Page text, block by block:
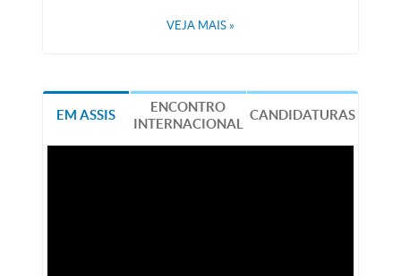
VEJA MAIS »
EM ASSIS
ENCONTRO
INTERNACIONAL
CANDIDATURAS